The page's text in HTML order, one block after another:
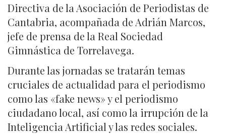
Directiva de la Asociación de Periodistas de
Cantabria, acompañada de Adrián Marcos,
jefe de prensa de la Real Sociedad
Gimnástica de Torrelavega.
Durante las jornadas se tratarán temas
cruciales de actualidad para el periodismo
como las «fake news» y el periodismo
ciudadano local, así como la irrupción de la
Inteligencia Artificial y las redes sociales.